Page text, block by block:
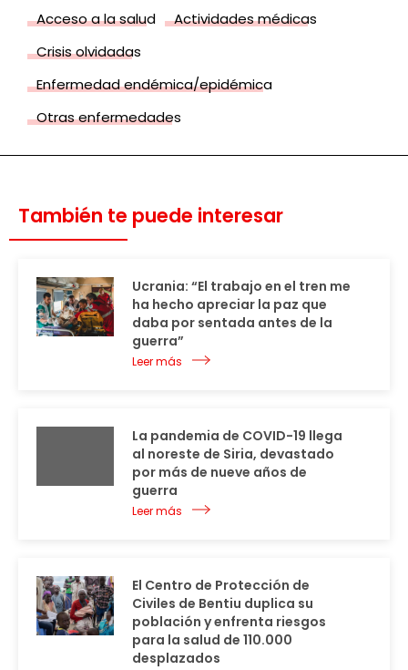
Acceso a la salud
Actividades médicas
Crisis olvidadas
Enfermedad endémica/epidémica
Otras enfermedades
También te puede interesar
Ucrania: “El trabajo en el tren me
ha hecho apreciar la paz que
daba por sentada antes de la
guerra”
Leer más
La pandemia de COVID-19 llega
al noreste de Siria, devastado
por más de nueve años de
guerra
Leer más
El Centro de Protección de
Civiles de Bentiu duplica su
población y enfrenta riesgos
para la salud de 110.000
desplazados